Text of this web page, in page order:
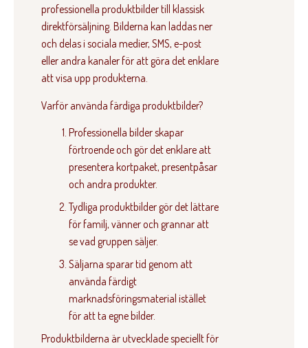
professionella produktbilder till klassisk
direktförsäljning. Bilderna kan laddas ner
och delas i sociala medier, SMS, e-post
eller andra kanaler för att göra det enklare
att visa upp produkterna.
Varför använda färdiga produktbilder?
Professionella bilder skapar
förtroende och gör det enklare att
presentera kortpaket, presentpåsar
och andra produkter.
Tydliga produktbilder gör det lättare
för familj, vänner och grannar att
se vad gruppen säljer.
Säljarna sparar tid genom att
använda färdigt
marknadsföringsmaterial istället
för att ta egne bilder.
Produktbilderna är utvecklade speciellt för